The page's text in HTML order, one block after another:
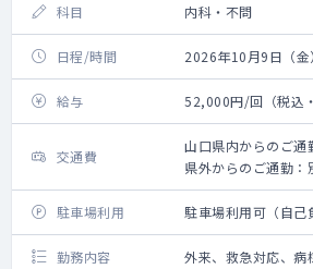
科目 内科・不問
日程/時間 2026年10月9日（
給与 52,000円/回（税込
交通費
山口県内からのご
県外からのご通勤：
駐車場利用 駐車場利用可（自己
勤務内容 外来、救急対応、病